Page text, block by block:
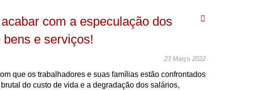
com a especulação dos
bens e serviços!
23 Março 2022
que os trabalhadores e suas famílias estão confrontados
do custo de vida e a degradação dos salários,